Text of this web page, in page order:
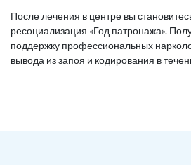
После лечения в центре вы
ресоциализация «Год патронажа».
поддержку профессиональных
вывода из запоя и кодирования в